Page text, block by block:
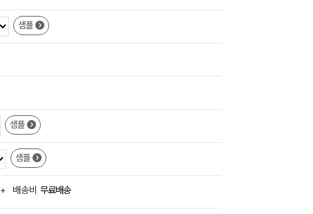
샘플
샘플
샘플
+ 배송비 무료배송